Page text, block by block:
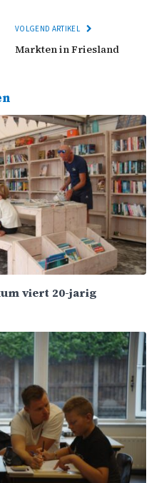
VOLGEND ARTIKEL
Markten in Friesland
viert 20-jarig